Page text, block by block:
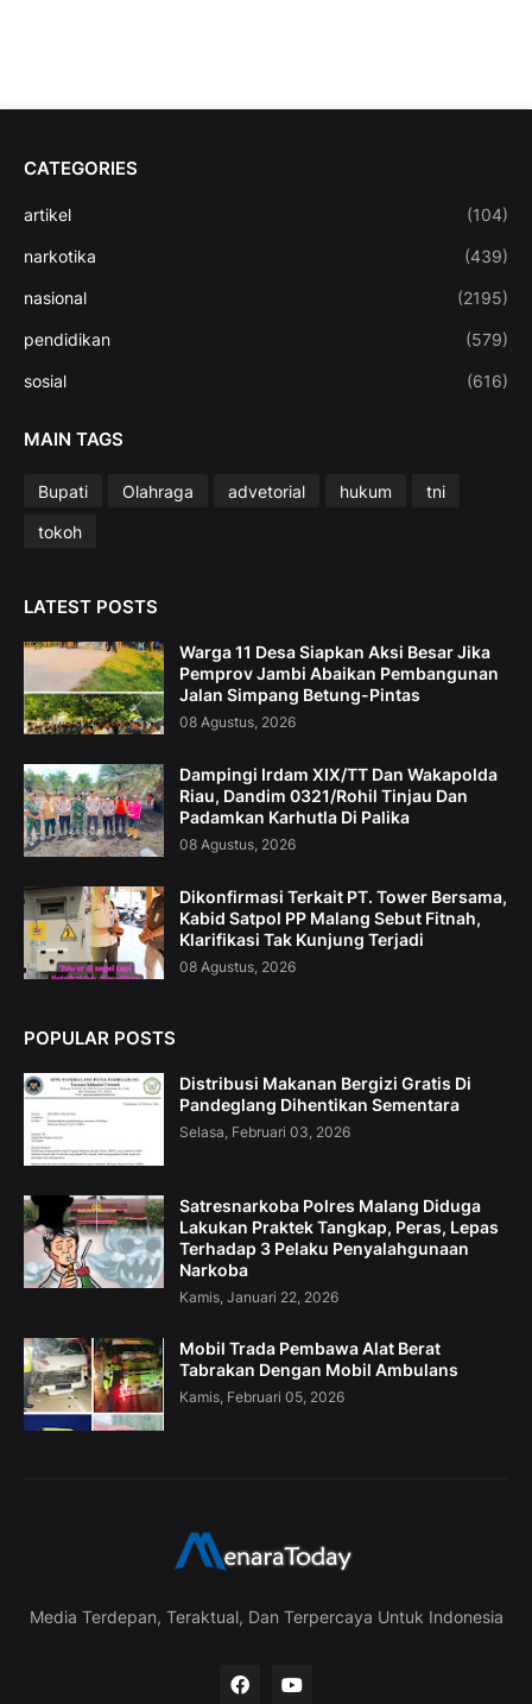
CATEGORIES
artikel (104)
narkotika (439)
nasional (2195)
pendidikan (579)
sosial (616)
MAIN TAGS
Bupati Olahraga advetorial hukum
tni
tokoh
LATEST POSTS
Warga 11 Desa Siapkan Aksi Besar Jika
Pemprov Jambi Abaikan Pembangunan
Jalan Simpang Betung-Pintas
08 Agustus, 2026
Dampingi Irdam XIX/TT Dan Wakapolda
Riau, Dandim 0321/Rohil Tinjau Dan
Padamkan Karhutla Di Palika
08 Agustus, 2026
Dikonfirmasi Terkait PT. Tower Bersama,
Kabid Satpol PP Malang Sebut Fitnah,
Klarifikasi Tak Kunjung Terjadi
08 Agustus, 2026
POPULAR POSTS
Distribusi Makanan Bergizi Gratis Di
Pandeglang Dihentikan Sementara
Selasa, Februari 03, 2026
Satresnarkoba Polres Malang Diduga
Lakukan Praktek Tangkap, Peras, Lepas
Terhadap 3 Pelaku Penyalahgunaan
Narkoba
Kamis, Januari 22, 2026
Mobil Trada Pembawa Alat Berat
Tabrakan Dengan Mobil Ambulans
Kamis, Februari 05, 2026
Media Terdepan, Teraktual, Dan Terpercaya Untuk Indonesia